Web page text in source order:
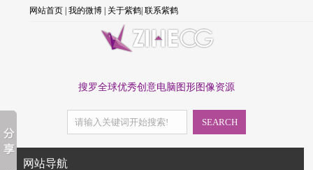
网站首页 我的微博 关于紫鹤 联系紫鹤
搜罗全球优秀创意电脑图形图像资源
SEARCH
网站导航